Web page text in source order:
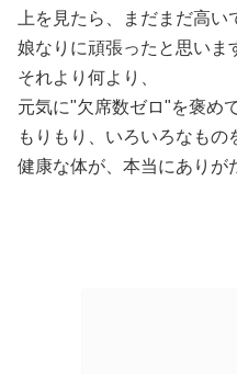
上を見たら、まだまだ高い
娘なりに頑張ったと思いま
それより何より、
元気に"欠席数ゼロ"を褒め
もりもり、いろいろなもの
健康な体が、本当にありが